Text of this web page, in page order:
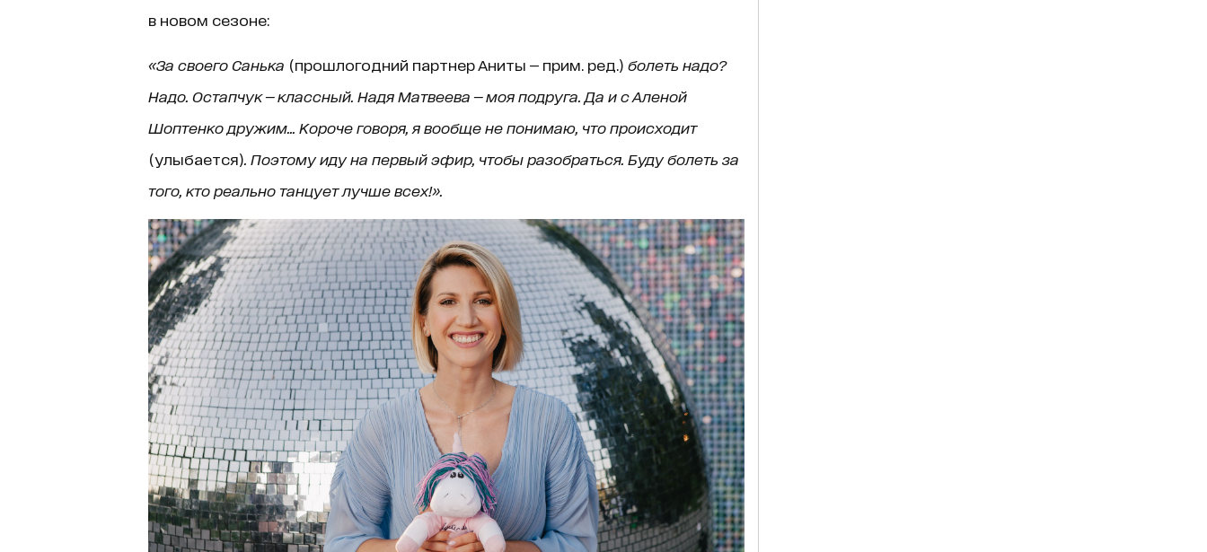
в новом сезоне:
«За своего Санька (прошлогодний партнер Аниты — прим. ред.) болеть надо?
Надо. Остапчук — классный. Надя Матвеева — моя подруга. Да и с Аленой
Шоптенко дружим... Короче говоря, я вообще не понимаю, что происходит
(улыбается) . Поэтому иду на первый эфир, чтобы разобраться. Буду болеть за
того, кто реально танцует лучше всех!».